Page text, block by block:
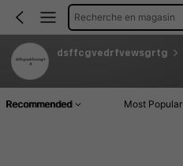
Recherche en magasin
dsffcgvedrfvewsgrtg
Recommended Most Popular